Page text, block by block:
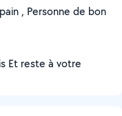
, Personne de bon
Et reste à votre